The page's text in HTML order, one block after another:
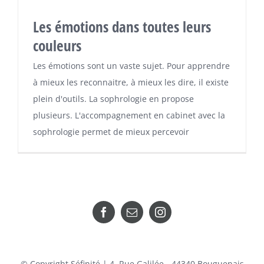
Les émotions dans toutes leurs
couleurs
Les émotions sont un vaste sujet. Pour apprendre
à mieux les reconnaitre, à mieux les dire, il existe
plein d'outils. La sophrologie en propose
plusieurs. L'accompagnement en cabinet avec la
sophrologie permet de mieux percevoir